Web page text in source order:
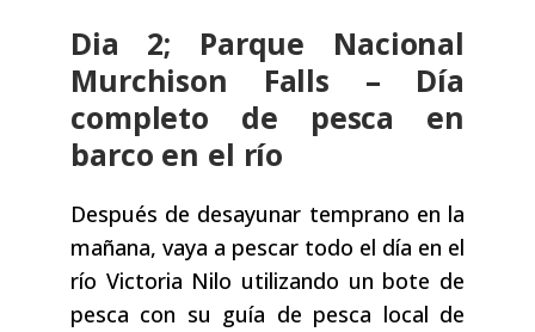
Dia 2; Parque Nacional
Murchison Falls – Día
completo de pesca en
barco en el río
Después de desayunar temprano en la
mañana, vaya a pescar todo el día en el
río Victoria Nilo utilizando un bote de
pesca con su guía de pesca local de